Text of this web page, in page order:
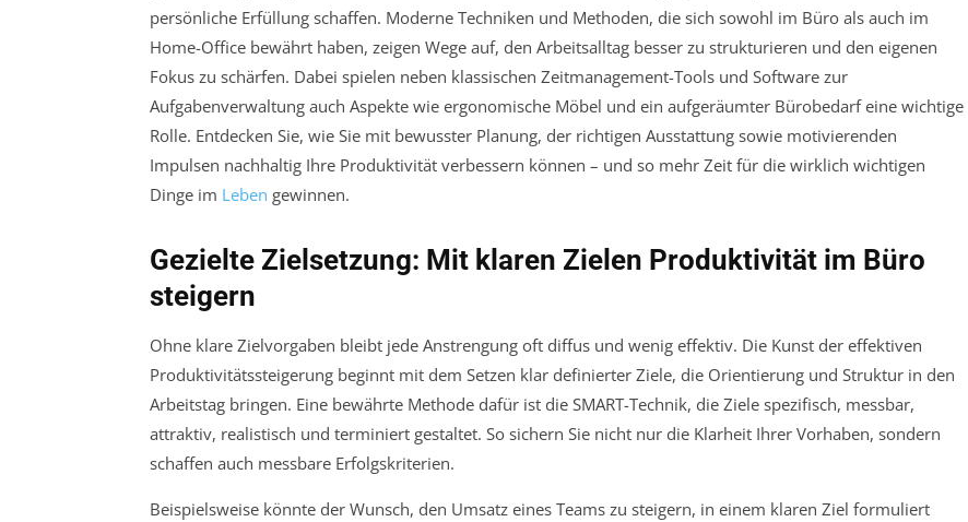
persönliche Erfüllung schaffen. Moderne Techniken und Methoden, die sich sowohl im Büro als auch im
Home-Office bewährt haben, zeigen Wege auf, den Arbeitsalltag besser zu strukturieren und den eigenen
Fokus zu schärfen. Dabei spielen neben klassischen Zeitmanagement-Tools und Software zur
Aufgabenverwaltung auch Aspekte wie ergonomische Möbel und ein aufgeräumter Bürobedarf eine wichtige
Rolle. Entdecken Sie, wie Sie mit bewusster Planung, der richtigen Ausstattung sowie motivierenden
Impulsen nachhaltig Ihre Produktivität verbessern können – und so mehr Zeit für die wirklich wichtigen
Dinge im Leben gewinnen.
Gezielte Zielsetzung: Mit klaren Zielen Produktivität im Büro
steigern
Ohne klare Zielvorgaben bleibt jede Anstrengung oft diffus und wenig effektiv. Die Kunst der effektiven
Produktivitätssteigerung beginnt mit dem Setzen klar definierter Ziele, die Orientierung und Struktur in den
Arbeitstag bringen. Eine bewährte Methode dafür ist die SMART-Technik, die Ziele spezifisch, messbar,
attraktiv, realistisch und terminiert gestaltet. So sichern Sie nicht nur die Klarheit Ihrer Vorhaben, sondern
schaffen auch messbare Erfolgskriterien.
Beispielsweise könnte der Wunsch, den Umsatz eines Teams zu steigern, in einem klaren Ziel formuliert